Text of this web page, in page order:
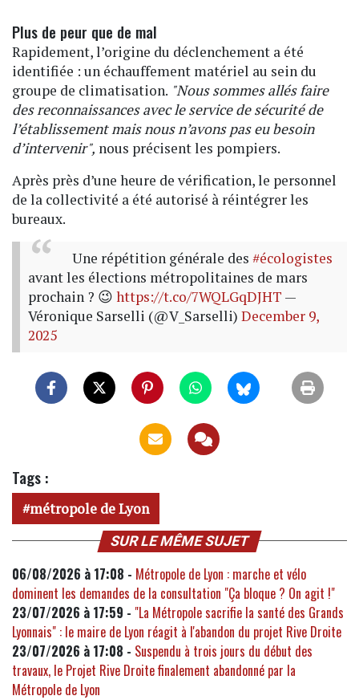
Plus de peur que de mal
Rapidement, l’origine du déclenchement a été
identifiée : un échauffement matériel au sein du
groupe de climatisation. "Nous sommes allés faire
des reconnaissances avec le service de sécurité de
l’établissement mais nous n’avons pas eu besoin
d’intervenir", nous précisent les pompiers.
Après près d’une heure de vérification, le personnel
de la collectivité a été autorisé à réintégrer les
bureaux.
Une répétition générale des #écologistes
avant les élections métropolitaines de mars
prochain ? 😉 https://t.co/7WQLGqDJHT —
Véronique Sarselli (@V_Sarselli) December 9,
2025
Tags :
métropole de Lyon
SUR LE MÊME SUJET
06/08/2026 à 17:08 - Métropole de Lyon : marche et vélo
dominent les demandes de la consultation "Ça bloque ? On agit !"
23/07/2026 à 17:59 - "La Métropole sacrifie la santé des Grands
Lyonnais" : le maire de Lyon réagit à l'abandon du projet Rive Droite
23/07/2026 à 17:08 - Suspendu à trois jours du début des
travaux, le Projet Rive Droite finalement abandonné par la
Métropole de Lyon